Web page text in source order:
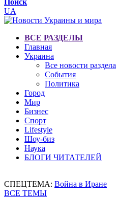
Поиск
UA
ВСЕ РАЗДЕЛЫ
Главная
Украина
Все новости раздела
События
Политика
Город
Мир
Бизнес
Спорт
Lifestyle
Шоу-биз
Наука
БЛОГИ ЧИТАТЕЛЕЙ
СПЕЦТЕМА: Война в Иране
ВСЕ ТЕМЫ